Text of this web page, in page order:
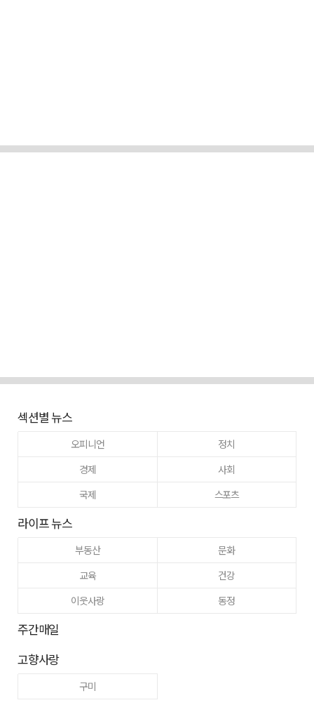
섹션별 뉴스
오피니언
정치
경제
사회
국제
스포츠
라이프 뉴스
부동산
문화
교육
건강
이웃사랑
동정
주간매일
고향사랑
구미